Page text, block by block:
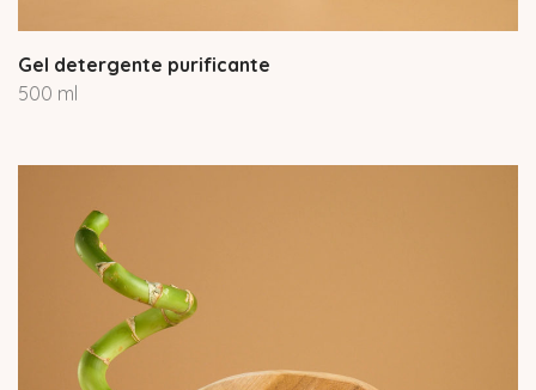
Gel detergente purificante
500 ml